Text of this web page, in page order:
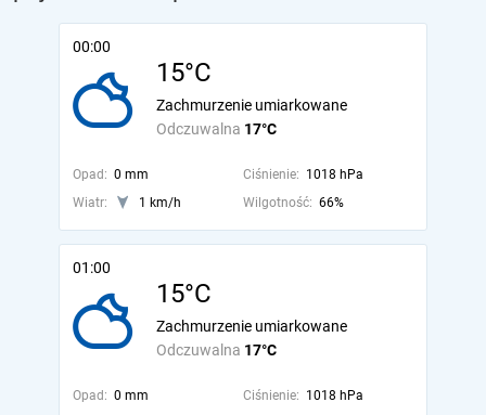
00:00
15°C
Odczuwalna 17°C
Zachmurzenie umiarkowane
Opad: 0 mm Ciśnienie: 1018 hPa
Wiatr:
1 km/h Wilgotność: 66%
01:00
15°C
Odczuwalna 17°C
Zachmurzenie umiarkowane
Opad: 0 mm Ciśnienie: 1018 hPa